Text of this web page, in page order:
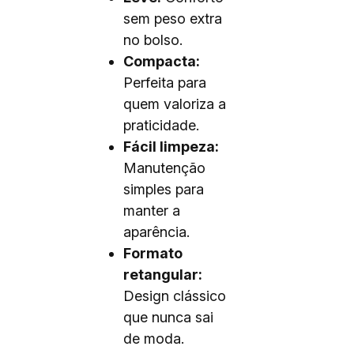
sem peso extra
no bolso.
Compacta:
Perfeita para
quem valoriza a
praticidade.
Fácil limpeza:
Manutenção
simples para
manter a
aparência.
Formato
retangular:
Design clássico
que nunca sai
de moda.